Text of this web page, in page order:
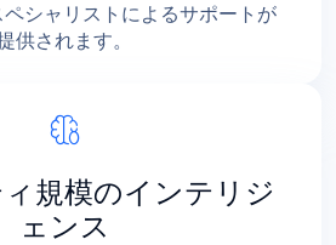
ペシャリストによるサポートが
供されます。
規模のインテリジ
ェンス